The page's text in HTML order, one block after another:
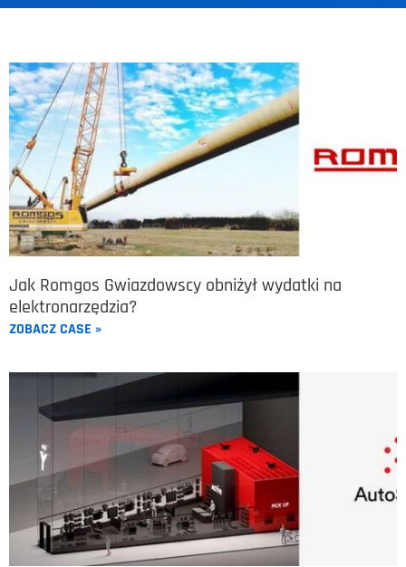
Jak Romgos Gwiazdowscy obniżył wydatki na
elektronarzędzia?
ZOBACZ CASE »